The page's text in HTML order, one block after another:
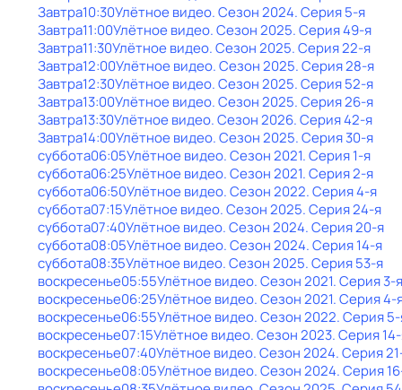
Завтра10:30Улётное видео. Сезон 2024. Серия 5-я
Завтра11:00Улётное видео. Сезон 2025. Серия 49-я
Завтра11:30Улётное видео. Сезон 2025. Серия 22-я
Завтра12:00Улётное видео. Сезон 2025. Серия 28-я
Завтра12:30Улётное видео. Сезон 2025. Серия 52-я
Завтра13:00Улётное видео. Сезон 2025. Серия 26-я
Завтра13:30Улётное видео. Сезон 2026. Серия 42-я
Завтра14:00Улётное видео. Сезон 2025. Серия 30-я
суббота06:05Улётное видео. Сезон 2021. Серия 1-я
суббота06:25Улётное видео. Сезон 2021. Серия 2-я
суббота06:50Улётное видео. Сезон 2022. Серия 4-я
суббота07:15Улётное видео. Сезон 2025. Серия 24-я
суббота07:40Улётное видео. Сезон 2024. Серия 20-я
суббота08:05Улётное видео. Сезон 2024. Серия 14-я
суббота08:35Улётное видео. Сезон 2025. Серия 53-я
воскресенье05:55Улётное видео. Сезон 2021. Серия 3-я
воскресенье06:25Улётное видео. Сезон 2021. Серия 4-
воскресенье06:55Улётное видео. Сезон 2022. Серия
воскресенье07:15Улётное видео. Сезон 2023. Серия
воскресенье07:40Улётное видео. Сезон 2024. Серия
воскресенье08:05Улётное видео. Сезон 2024. Серия